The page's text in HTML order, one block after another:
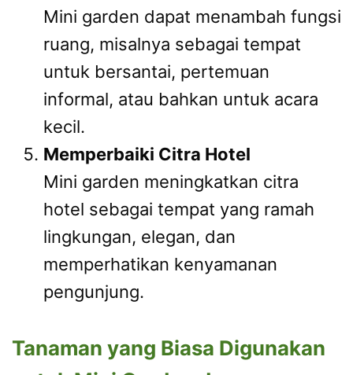
Mini garden dapat menambah fungsi
ruang, misalnya sebagai tempat
untuk bersantai, pertemuan
informal, atau bahkan untuk acara
kecil.
Memperbaiki Citra Hotel
Mini garden meningkatkan citra
hotel sebagai tempat yang ramah
lingkungan, elegan, dan
memperhatikan kenyamanan
pengunjung.
Tanaman yang Biasa Digunakan